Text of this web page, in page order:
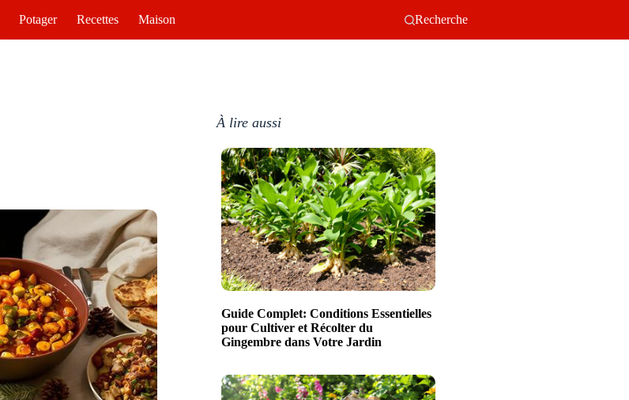
Potager Recettes Maison Recherche
À lire aussi
Guide Complet: Conditions Essentielles
pour Cultiver et Récolter du
Gingembre dans Votre Jardin